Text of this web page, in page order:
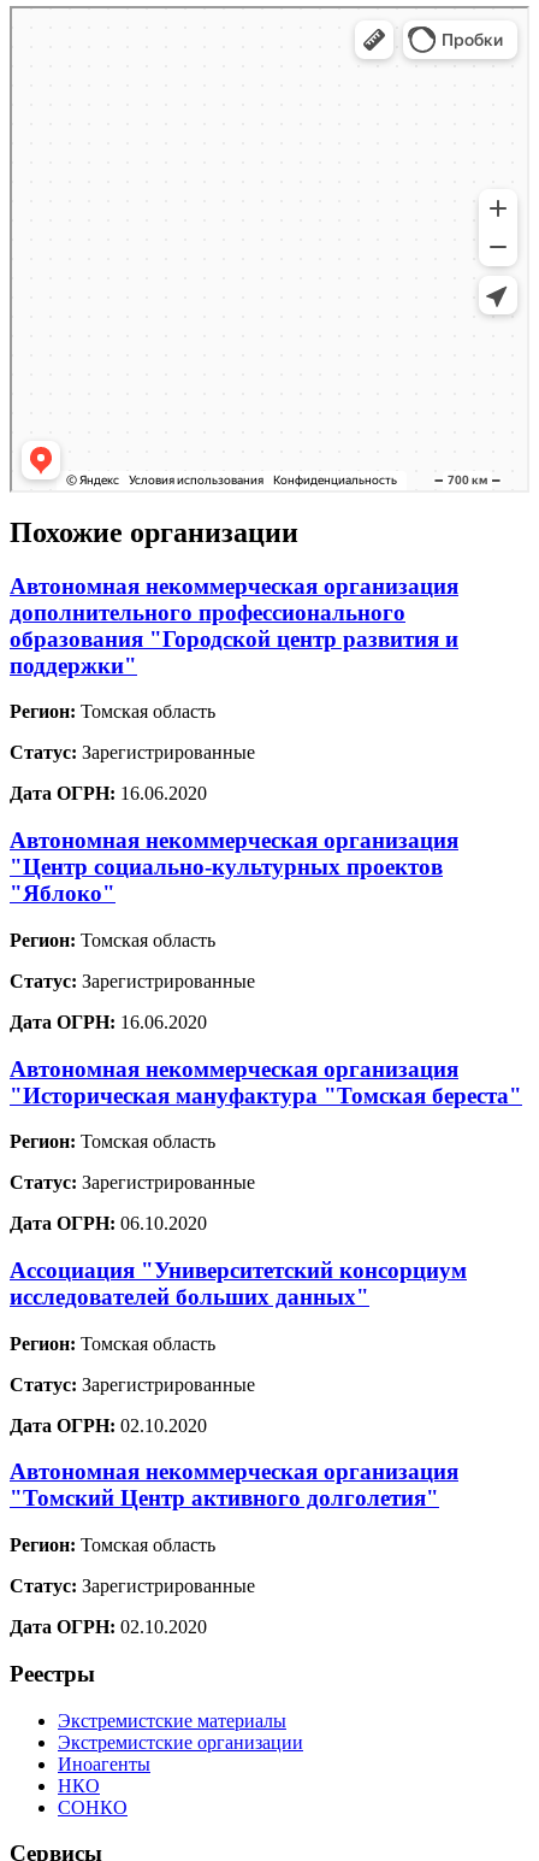
Похожие организации
Автономная некоммерческая организация
дополнительного профессионального
образования "Городской центр развития и
поддержки"
Регион: Томская область
Статус: Зарегистрированные
Дата ОГРН: 16.06.2020
Автономная некоммерческая организация
"Центр социально-культурных проектов
"Яблоко"
Регион: Томская область
Статус: Зарегистрированные
Дата ОГРН: 16.06.2020
Автономная некоммерческая организация
"Историческая мануфактура "Томская береста"
Регион: Томская область
Статус: Зарегистрированные
Дата ОГРН: 06.10.2020
Ассоциация "Университетский консорциум
исследователей больших данных"
Регион: Томская область
Статус: Зарегистрированные
Дата ОГРН: 02.10.2020
Автономная некоммерческая организация
"Томский Центр активного долголетия"
Регион: Томская область
Статус: Зарегистрированные
Дата ОГРН: 02.10.2020
Реестры
Экстремистские материалы
Экстремистские организации
Иноагенты
НКО
СОНКО
Сервисы